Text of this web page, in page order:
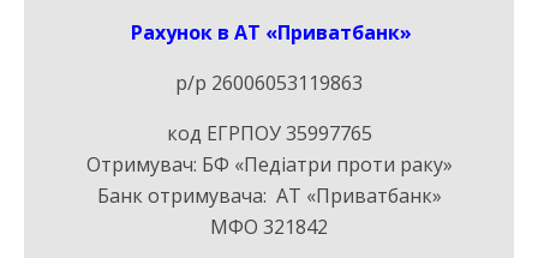
Рахунок в АТ «Приватбанк»
р/р 26006053119863
код ЕГРПОУ 35997765
Отримувач: БФ «Педіатри проти раку»
Банк отримувача: АТ «Приватбанк»
МФО 321842